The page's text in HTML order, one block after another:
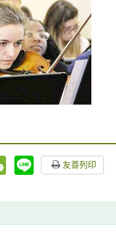
WeChat Line 友善列印